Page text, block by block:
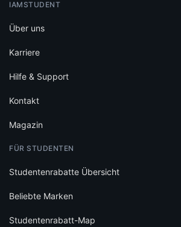
IAMSTUDENT
Über uns
Karriere
Hilfe & Support
Kontakt
Magazin
FÜR STUDENTEN
Studentenrabatte Übersicht
Beliebte Marken
Studentenrabatt-Map